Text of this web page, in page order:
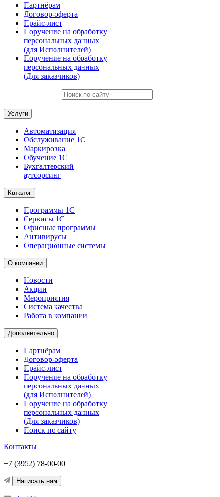
Партнёрам
Договор-оферта
Прайс-лист
Поручение на обработку
персональных данных
(для Исполнителей)
Поручение на обработку
персональных данных
(Для заказчиков)
Услуги
Автоматизация
Обслуживание 1С
Маркировка
Обучение 1С
Бухгалтерский
аутсорсинг
Каталог
Программы 1С
Сервисы 1С
Офисные программы
Антивирусы
Операционные системы
О компании
Новости
Акции
Мероприятия
Система качества
Работа в компании
Дополнительно
Партнёрам
Договор-оферта
Прайс-лист
Поручение на обработку
персональных данных
(для Исполнителей)
Поручение на обработку
персональных данных
(Для заказчиков)
Поиск по сайту
Контакты
+7 (3952) 78-00-00
Написать нам